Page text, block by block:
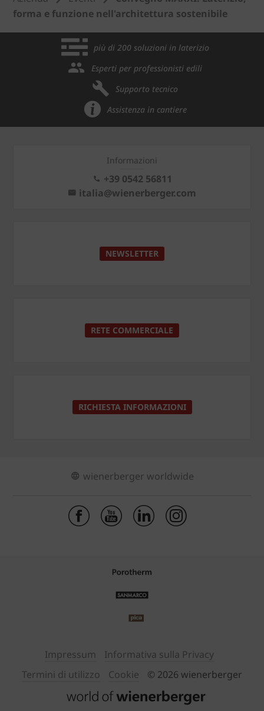
forma e funzione nell'architettura sostenibile
più di 200 soluzioni in laterizio
Esperti per professionisti edili
Supporto tecnico
Assistenza in cantiere
Informazioni
+39 0542 56811
italia@wienerberger.com
NEWSLETTER
RETE COMMERCIALE
RICHIESTA INFORMAZIONI
wienerberger worldwide
Impressum
Informativa sulla Privacy
Termini di utilizzo
Cookie © 2026 wienerberger